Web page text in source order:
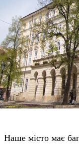
Наше місто має